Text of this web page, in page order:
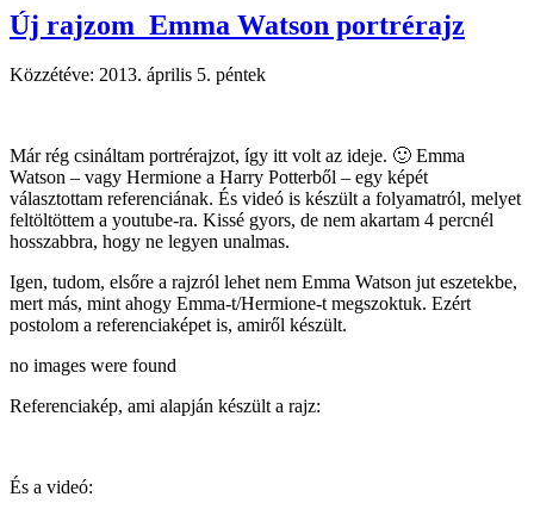
Új rajzom_Emma Watson portrérajz
Közzétéve: 2013. április 5. péntek
Már rég csináltam portrérajzot, így itt volt az ideje. 🙂 Emma
Watson – vagy Hermione a Harry Potterből – egy képét
választottam referenciának. És videó is készült a folyamatról, melyet
feltöltöttem a youtube-ra. Kissé gyors, de nem akartam 4 percnél
hosszabbra, hogy ne legyen unalmas.
Igen, tudom, elsőre a rajzról lehet nem Emma Watson jut eszetekbe,
mert más, mint ahogy Emma-t/Hermione-t megszoktuk. Ezért
postolom a referenciaképet is, amiről készült.
no images were found
Referenciakép, ami alapján készült a rajz:
És a videó: